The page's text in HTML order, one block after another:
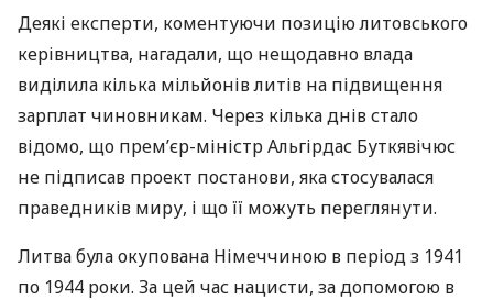
Деякі експерти, коментуючи позицію литовського
керівництва, нагадали, що нещодавно влада
виділила кілька мільйонів литів на підвищення
зарплат чиновникам. Через кілька днів стало
відомо, що прем’єр-міністр Альгірдас Буткявічюс
не підписав проект постанови, яка стосувалася
праведників миру, і що її можуть переглянути.
Литва була окупована Німеччиною в період з 1941
по 1944 роки. За цей час нацисти, за допомогою в